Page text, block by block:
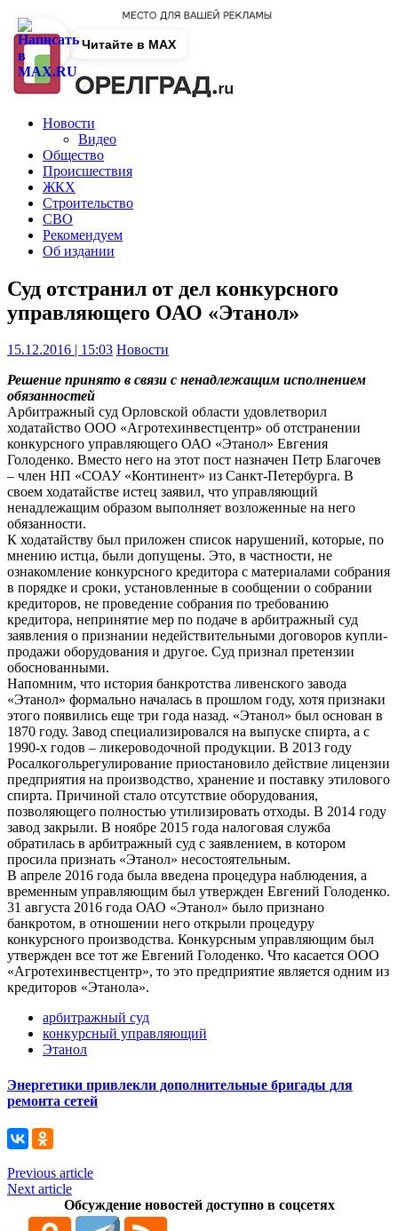
Новости
Видео
Общество
Происшествия
ЖКХ
Строительство
СВО
Рекомендуем
Об издании
Суд отстранил от дел конкурсного
управляющего ОАО «Этанол»
15.12.2016 | 15:03 Новости
Решение принято в связи с ненадлежащим исполнением
обязанностей
Арбитражный суд Орловской области удовлетворил
ходатайство ООО «Агротехинвестцентр» об отстранении
конкурсного управляющего ОАО «Этанол» Евгения
Голоденко. Вместо него на этот пост назначен Петр Благочев
– член НП «СОАУ «Континент» из Санкт-Петербурга. В
своем ходатайстве истец заявил, что управляющий
ненадлежащим образом выполняет возложенные на него
обязанности.
К ходатайству был приложен список нарушений, которые, по
мнению истца, были допущены. Это, в частности, не
ознакомление конкурсного кредитора с материалами собрания
в порядке и сроки, установленные в сообщении о собрании
кредиторов, не проведение собрания по требованию
кредитора, непринятие мер по подаче в арбитражный суд
заявления о признании недействительными договоров купли-
продажи оборудования и другое. Суд признал претензии
обоснованными.
Напомним, что история банкротства ливенского завода
«Этанол» формально началась в прошлом году, хотя признаки
этого появились еще три года назад. «Этанол» был основан в
1870 году. Завод специализировался на выпуске спирта, а с
1990-х годов – ликероводочной продукции. В 2013 году
Росалкогольрегулирование приостановило действие лицензии
предприятия на производство, хранение и поставку этилового
спирта. Причиной стало отсутствие оборудования,
позволяющего полностью утилизировать отходы. В 2014 году
завод закрыли. В ноябре 2015 года налоговая служба
обратилась в арбитражный суд с заявлением, в котором
просила признать «Этанол» несостоятельным.
В апреле 2016 года была введена процедура наблюдения, а
временным управляющим был утвержден Евгений Голоденко.
31 августа 2016 года ОАО «Этанол» было признано
банкротом, в отношении него открыли процедуру
конкурсного производства. Конкурсным управляющим был
утвержден все тот же Евгений Голоденко. Что касается ООО
«Агротехинвестцентр», то это предприятие является одним из
кредиторов «Этанола».
арбитражный суд
конкурсный управляющий
Этанол
Энергетики привлекли дополнительные бригады для
ремонта сетей
Previous article
Next article
Обсуждение новостей доступно в соцсетях
Читайте в MAX